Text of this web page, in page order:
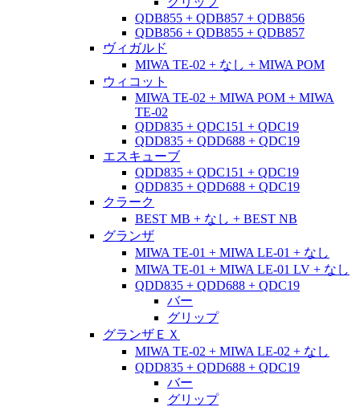
QDB855 + QDB857 + QDB856
QDB856 + QDB855 + QDB857
ヴィガルド
MIWA TE-02 + なし + MIWA POM
ウィコット
MIWA TE-02 + MIWA POM + MIWA
TE-02
QDD835 + QDC151 + QDC19
QDD835 + QDD688 + QDC19
エスキューブ
QDD835 + QDC151 + QDC19
QDD835 + QDD688 + QDC19
クラーク
BEST MB + なし + BEST NB
グランザ
MIWA TE-01 + MIWA LE-01 + なし
MIWA TE-01 + MIWA LE-01 LV + なし
QDD835 + QDD688 + QDC19
バー
グリップ
グランザＥＸ
MIWA TE-02 + MIWA LE-02 + なし
QDD835 + QDD688 + QDC19
バー
グリップ